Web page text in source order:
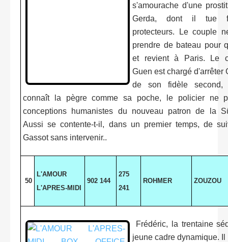
s'amourache d'une
Gerda, dont il tue
protecteurs. Le couple
prendre de bateau pour
et revient à Paris. Le
Guen est chargé d'arrêter
de son fidèle second,
connaît la pègre comme sa poche, le policier ne
conceptions humanistes du nouveau patron de la
Aussi se contente-t-il, dans un premier temps, de
Gassot sans intervenir..
50
L'AMOUR
L'APRES-MIDI
902 144
275
241
ROHMER ZOUZOU
Frédéric, la trentaine
jeune cadre dynamique.